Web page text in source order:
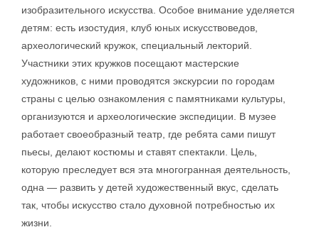
изобразительного искусства. Особое внимание уделяется
детям: есть изостудия, клуб юных искусствоведов,
археологический кружок, специальный лекторий.
Участники этих кружков посещают мастерские
художников, с ними проводятся экскурсии по городам
страны с целью ознакомления с памятниками культуры,
организуются и археологические экспедиции. В музее
работает своеобразный театр, где ребята сами пишут
пьесы, делают костюмы и ставят спектакли. Цель,
которую преследует вся эта многогранная деятельность,
одна — развить у детей художественный вкус, сделать
так, чтобы искусство стало духовной потребностью их
жизни.